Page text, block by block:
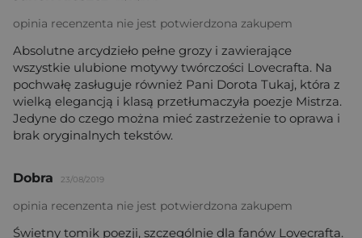
opinia recenzenta nie jest potwierdzona zakupem
Absolutne arcydzieło pełne grozy i zawierające
wszystkie ulubione motywy twórczości Lovecrafta. Na
pochwałę zasługuje również Pani Dorota Tukaj, która z
wielką elegancją i klasą przetłumaczyła poezje Mistrza.
Jedyne do czego można mieć zastrzeżenie to oprawa i
brak oryginalnych tekstów.
Dobra 23/08/2019
opinia recenzenta nie jest potwierdzona zakupem
Świetny tomik poezji, szczególnie dla fanów Lovecrafta.